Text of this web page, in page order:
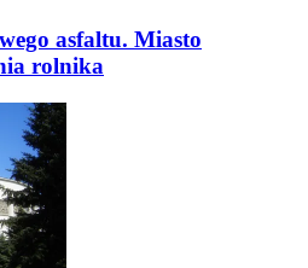
asfaltu. Miasto
rolnika